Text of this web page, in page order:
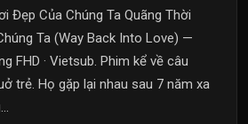
Đẹp Của Chúng Ta Quãng Thời
Ta (Way Back Into Love) —
FHD · Vietsub. Phim kể về câu
trẻ. Họ gặp lại nhau sau 7 năm xa